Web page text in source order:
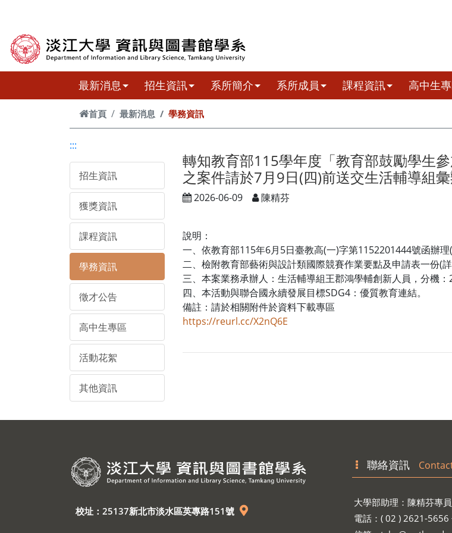
最新消息 招生資訊 系所簡介 系所成員 課程資訊 高中生
首頁 最新消息 學務資訊
:::
招生資訊
獲獎資訊
課程資訊
學務資訊
徵才公告
高中生專區
活動花絮
其他資訊
轉知教育部115學年度「教育部鼓勵學生
之案件請於7月9日(四)前送交生活輔導組
2026-06-09 陳精芬
說明：
一、依教育部115年6月5日臺教高(一)字第1152201444號函辦理(
二、檢附教育部藝術與設計類國際競賽作業要點及申請表一份(詳
三、本案業務承辦人：生活輔導組王郡鴻學輔創新人員，分機：
四、本活動與聯合國永續發展目標SDG4：優質教育連結。
備註：請於相關附件於資料下載專區
https://reurl.cc/X2nQ6E
校址：25137新北市淡水區英專路151號
聯絡資訊
大學部助理：陳精芬專員
電話：( 02 ) 2621-5656